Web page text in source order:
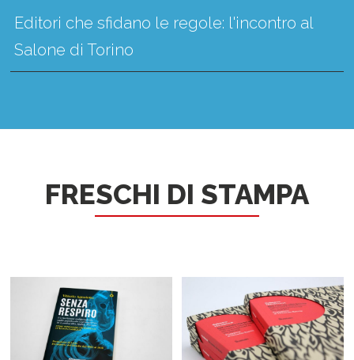
Editori che sfidano le regole: l'incontro al
Salone di Torino
FRESCHI DI STAMPA